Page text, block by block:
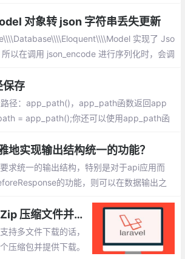
。我集成的是paypal/rest-api-sdk-php。
对象转 json 字符串丢失更新
实现了 Jso
以在调用 json_encode 进行序列化时，会调
存
径：app_path()，app_path函数返回app
= app_path();你还可以使用app_path函
地实现输出结构统一的功能？
求统一的输出结构，特别是对于api应用而
的功能，则可以在数据输出之
Laravel 中创建 Zip 压缩文件并提供下载
持多文件下载的话，
压缩包并提供下载。